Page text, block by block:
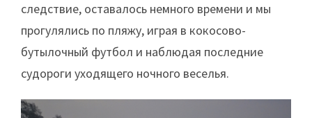
следствие, оставалось немного времени и мы
прогулялись по пляжу, играя в кокосово-
бутылочный футбол и наблюдая последние
судороги уходящего ночного веселья.